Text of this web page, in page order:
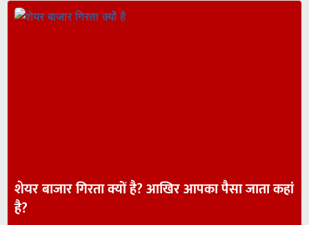
शेयर बाजार गिरता क्यों है? आखिर आपका पैसा जाता कहां
है?